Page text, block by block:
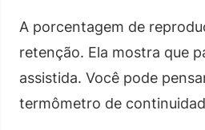
A porcentagem de
retenção. Ela mostra que
assistida. Você pode
termômetro de